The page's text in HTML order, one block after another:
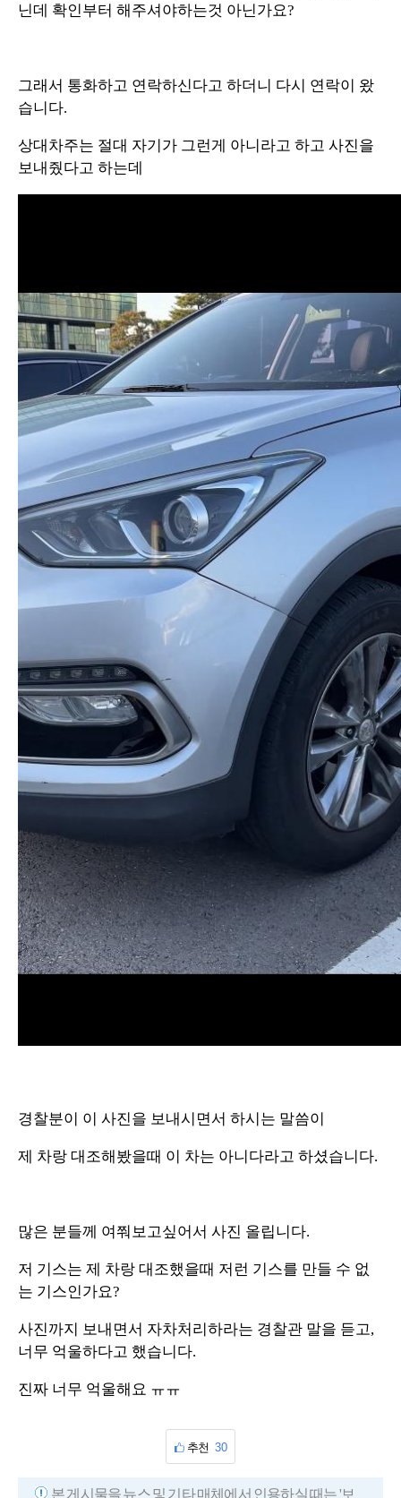
닌데 확인부터 해주셔야하는것 아닌가요?
그래서 통화하고 연락하신다고 하더니 다시 연락이 왔
습니다.
상대차주는 절대 자기가 그런게 아니라고 하고 사진을
보내줬다고 하는데
경찰분이 이 사진을 보내시면서 하시는 말씀이
제 차랑 대조해봤을때 이 차는 아니다라고 하셨습니다.
많은 분들께 여쭤보고싶어서 사진 올립니다.
저 기스는 제 차랑 대조했을때 저런 기스를 만들 수 없
는 기스인가요?
사진까지 보내면서 자차처리하라는 경찰관 말을 듣고,
너무 억울하다고 했습니다.
진짜 너무 억울해요 ㅠㅠ
추천 30
본 게시물을 뉴스 및 기타 매체에서 인용하실 때는 '보